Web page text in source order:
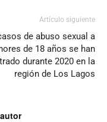
Artículo siguiente
de abuso sexual a
de 18 años se han
durante 2020 en la
región de Los Lagos